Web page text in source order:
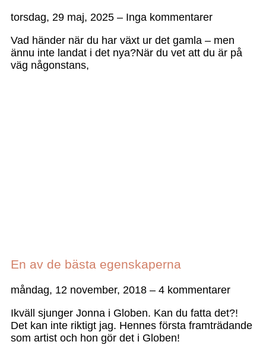
torsdag, 29 maj, 2025
Inga kommentarer
Vad händer när du har växt ur det gamla – men
ännu inte landat i det nya?När du vet att du är på
väg någonstans,
En av de bästa egenskaperna
måndag, 12 november, 2018
4 kommentarer
Ikväll sjunger Jonna i Globen. Kan du fatta det?!
Det kan inte riktigt jag. Hennes första framträdande
som artist och hon gör det i Globen!